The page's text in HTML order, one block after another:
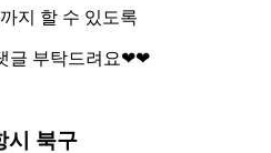
지 할 수 있도록
글 부탁드려요❤❤
시 북구